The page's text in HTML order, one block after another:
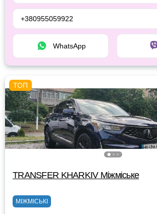
+380955059922
WhatsApp
TRANSFER KHARKIV Міжміське
МІЖМІСЬКІ